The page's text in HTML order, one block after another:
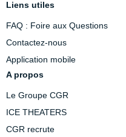
Liens utiles
FAQ : Foire aux Questions
Contactez-nous
Application mobile
A propos
Le Groupe CGR
ICE THEATERS
CGR recrute